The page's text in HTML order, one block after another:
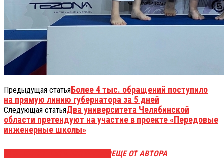
Предыдущая статьяБолее 4 тыс. обращений поступило
на прямую линию губернатора за 5 дней
Следующая статьяДва университета Челябинской
области претендуют на участие в проекте «Передовые
инженерные школы»
ЕЩЕ ОТ АВТОРА